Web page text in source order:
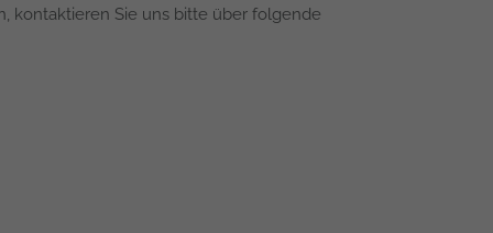
kontaktieren Sie uns bitte über folgende